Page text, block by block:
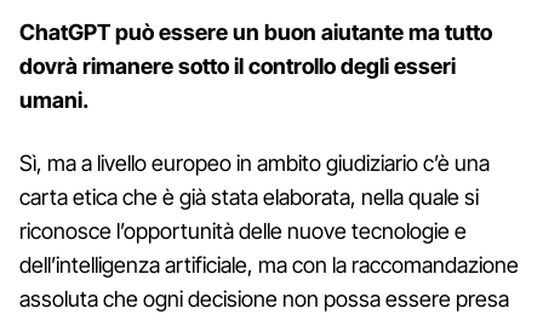
ChatGPT può essere un buon aiutante ma tutto
dovrà rimanere sotto il controllo degli esseri
umani.
Sì, ma a livello europeo in ambito giudiziario c’è una
carta etica che è già stata elaborata, nella quale si
riconosce l’opportunità delle nuove tecnologie e
dell’intelligenza artificiale, ma con la raccomandazione
assoluta che ogni decisione non possa essere presa